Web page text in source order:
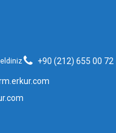
+90 (212) 655 00 72